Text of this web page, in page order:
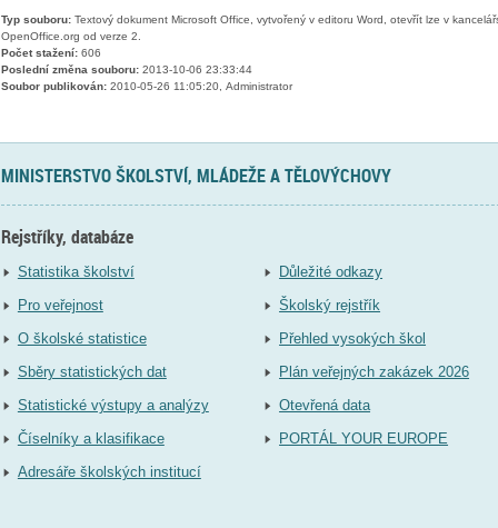
Typ souboru:Textový dokument Microsoft Office, vytvořený v editoru Word, otevřít lze v
OpenOffice.org od verze 2.
Počet stažení:606
Poslední změna souboru:2013-10-06 23:33:44
Soubor publikován:2010-05-26 11:05:20, Administrator
MINISTERSTVO ŠKOLSTVÍ, MLÁDEŽE A TĚLOVÝCHOVY
Rejstříky, databáze
Statistika školství
Pro veřejnost
O školské statistice
Sběry statistických dat
Statistické výstupy a analýzy
Číselníky a klasifikace
Adresáře školských institucí
Důležité odkazy
Školský rejstřík
Přehled vysokých škol
Plán veřejných zakázek 2026
Otevřená data
PORTÁL YOUR EUROPE